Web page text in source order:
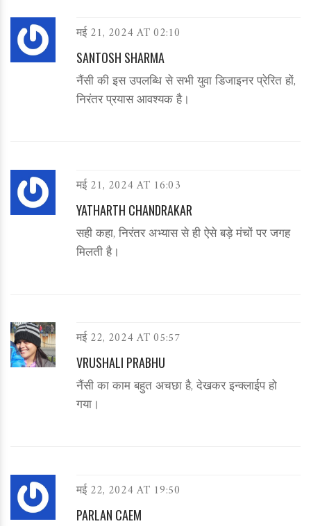
मई 21, 2024 AT 02:10
SANTOSH SHARMA
नैंसी की इस उपलब्धि से सभी युवा डिजाइनर प्रेरित हों,
निरंतर प्रयास आवश्यक है।
मई 21, 2024 AT 16:03
YATHARTH CHANDRAKAR
सही कहा, निरंतर अभ्यास से ही ऐसे बड़े मंचों पर जगह
मिलती है।
मई 22, 2024 AT 05:57
VRUSHALI PRABHU
नैंसी का काम बहुत अचछा है, देखकर इन्क्लाईप हो
गया।
मई 22, 2024 AT 19:50
PARLAN CAEM